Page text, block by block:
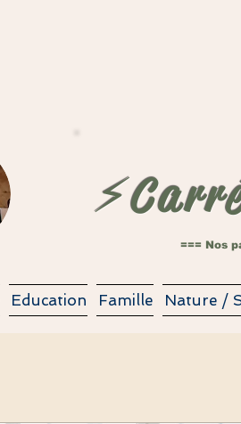
=== Nos
Education Famille Nature /